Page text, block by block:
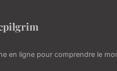
en ligne pour comprendre le